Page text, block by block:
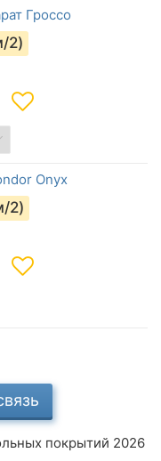
Гроссо
2)
Onyx
2)
покрытий 2026